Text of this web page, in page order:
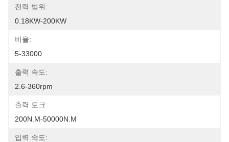
전력 범위:
0.18KW-200KW
비율:
5-33000
출력 속도:
2.6-360rpm
출력 토크:
200N.m-50000N.m
입력 속도: